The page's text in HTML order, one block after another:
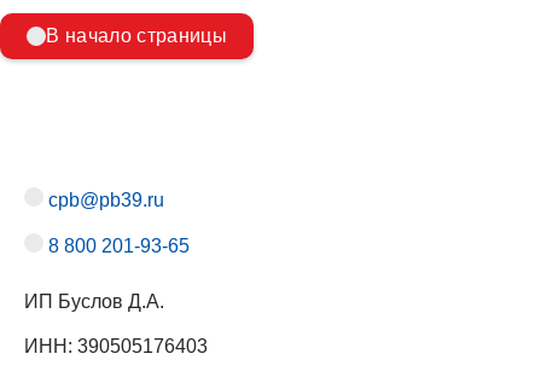
В начало страницы
cpb@pb39.ru
8 800 201-93-65
ИП Буслов Д.А.
ИНН: 390505176403